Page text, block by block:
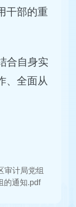
干部的重
合自身实
、全面从
审计局党组
的通知.pdf